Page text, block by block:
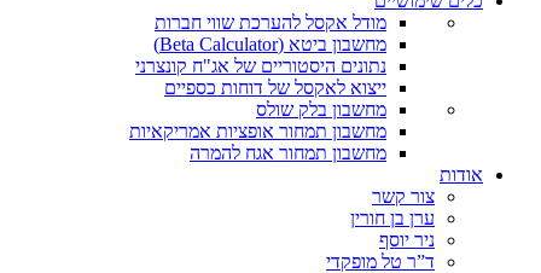
מודל אקסל להערכת שווי חברות
מחשבון ביטא (Beta Calculator)
נתונים היסטוריים של אג"ח קונצרני
ייצוא לאקסל של דוחות כספיים
מחשבון בלק שולס
מחשבון תמחור אופציות אמריקאיות
מחשבון תמחור אגח להמרה
אודות
צור קשר
ערן בן חורין
ניר יוסף
ד”ר טל מופקדי